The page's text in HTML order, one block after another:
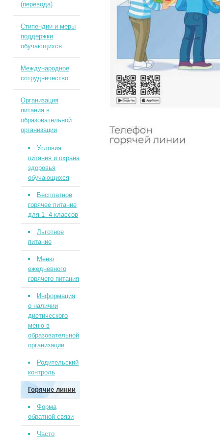
(перевода)
Стипендии и меры
поддержки
обучающихся
Международное
сотрудничество
Организация
питания в
образовательной
организации
Условия
питания и охрана
здоровья
обучающихся
Бесплатное
горячее питание
для 1- 4 классов
Льготное
питание
Меню
ежедневного
горячего питания
Информация
о наличии
диетического
меню в
образовательной
организации
Родительский
контроль
Горячие линии
Форма
обратной связи
Часто